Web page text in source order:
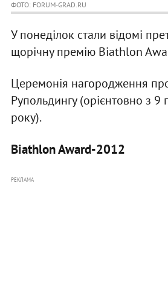
ФОТО: FORUM-GRAD.RU
У понеділок стали відомі
щорічну премію Biathlon
Церемонія нагородження
Рупольдингу (орієнтовно з 9
року).
Biathlon Award-2012
РЕКЛАМА